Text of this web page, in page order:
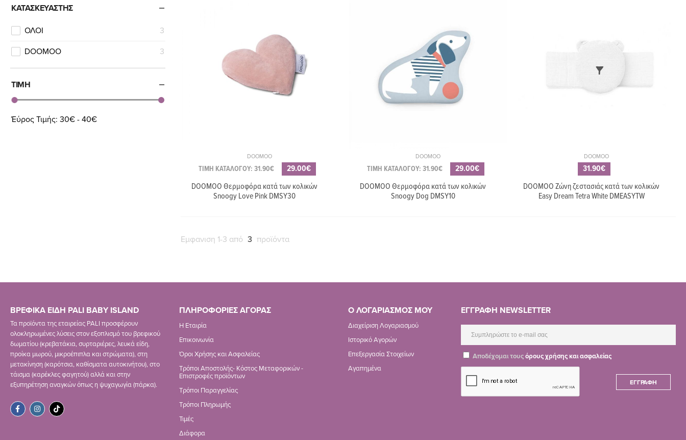
ΚΑΤΑΣΚΕΥΑΣΤΉΣ
ΟΛΟΙ 3
DOOMOO 3
ΤΙΜΉ
Έύρος Τιμής: 30€ - 40€
DOOMOO
ΤΙΜΗ ΚΑΤΑΛΟΓΟΥ: 31.90€
29.00€
DOOMOO Θερμοφόρα κατά των κολικών
Snoogy Love Pink DMSY30
DOOMOO
ΤΙΜΗ ΚΑΤΑΛΟΓΟΥ: 31.90€
29.00€
DOOMOO Θερμοφόρα κατά των κολικών
Snoogy Dog DMSY10
DOOMOO
31.90€
DOOMOO Ζώνη ζεστασιάς κατά των κολικών
Easy Dream Tetra White DMEASYTW
Εμφανιση 1-3 από 3 προϊόντα
ΒΡΕΦΙΚΑ ΕΙΔΗ PALI BABY ISLAND
Τα προϊόντα της εταιρείας PALI προσφέρουν
ολοκληρωμένες λύσεις στον εξοπλισμό του βρεφικού
δωματίου (κρεβατάκια, συρταριέρες, λευκά είδη,
προίκα μωρού, μικροέπιπλα και στρώματα), στη
μετακίνηση (καρότσια, καθίσματα αυτοκινήτου), στο
τάισμα (καρέκλες φαγητού) αλλά και στην
εξυπηρέτηση αναγκών όπως η ψυχαγωγία (πάρκα).
ΠΛΗΡΟΦΟΡΙΕΣ ΑΓΟΡΑΣ
Η Εταιρία
Επικοινωνία
Όροι Χρήσης και Ασφαλείας
Τρόποι Αποστολής- Κόστος Μεταφορικών -
Επιστροφές προϊόντων
Τρόποι Παραγγελίας
Τρόποι Πληρωμής
Τιμές
Διάφορα
Ο ΛΟΓΑΡΙΑΣΜΟΣ ΜΟΥ
Διαχείριση Λογαριασμού
Ιστορικό Αγορών
Επεξεργασία Στοιχείων
Αγαπημένα
ΕΓΓΡΑΦΗ NEWSLETTER
Αποδέχομαι τουςόρους χρήσης και ασφαλείας
ΕΓΓΡΑΦΉ